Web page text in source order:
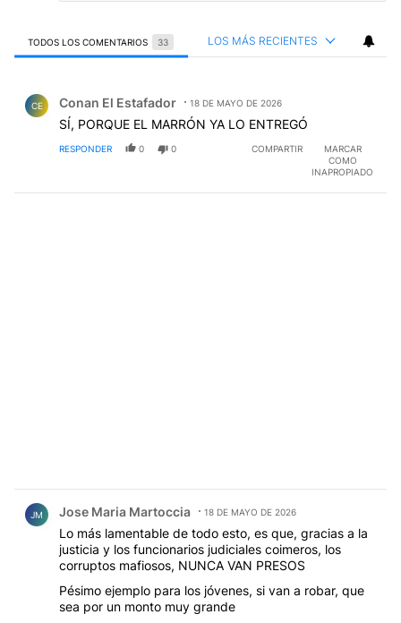
TODOS LOS COMENTARIOS 33 LOS MÁS RECIENTES
CE Conan El Estafador 18 DE MAYO DE 2026
SÍ, PORQUE EL MARRÓN YA LO ENTREGÓ
RESPONDER 0 0 COMPARTIR
MARCAR
COMO
INAPROPIADO
JM Jose Maria Martoccia 18 DE MAYO DE 2026
Lo más lamentable de todo esto, es que, gracias a la
justicia y los funcionarios judiciales coimeros, los
corruptos mafiosos, NUNCA VAN PRESOS
Pésimo ejemplo para los jóvenes, si van a robar, que
sea por un monto muy grande